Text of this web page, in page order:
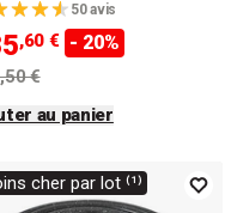
50 avis
,60 € - 20%
€
au panier
cher par lot ⁽¹⁾